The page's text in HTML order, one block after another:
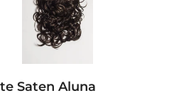
Saten Aluna